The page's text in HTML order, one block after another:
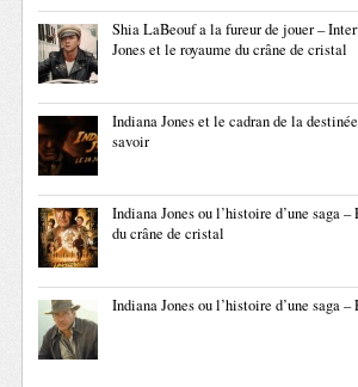
Shia LaBeouf a la fureur de jouer –
Jones et le royaume du crâne de cristal
Indiana Jones et le cadran de la
savoir
Indiana Jones ou l’histoire d’une saga
du crâne de cristal
Indiana Jones ou l’histoire d’une saga